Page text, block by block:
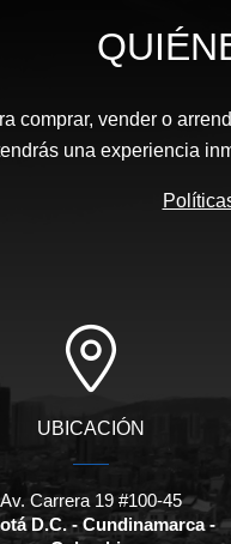
comprar, vender o
una experiencia
UBICACIÓN
Av. Carrera 19 #100-45
D.C. - Cundinamarca -